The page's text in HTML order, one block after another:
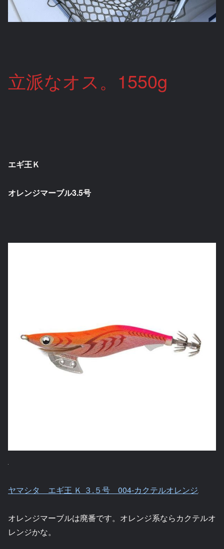
立派なオス。1550g
エギ王Ｋ
オレンジマーブル3.5号
ヤマシタ エギ王 Ｋ ３.５号 004-カクテルオレンジ
オレンジマーブルは廃番です。オレンジ系ならカクテルオ
レンジかな。